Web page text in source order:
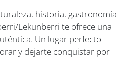
historia, gastronomía
Lekunberri te ofrece una
Un lugar perfecto
y dejarte conquistar por